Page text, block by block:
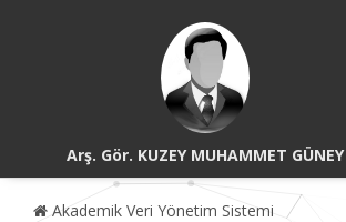
Arş. Gör. KUZEY MUHAMMET GÜNEY
Akademik Veri Yönetim Sistemi